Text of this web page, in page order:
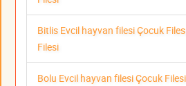
Bitlis Evcil hayvan filesi Çocuk
Filesi
Bolu Evcil hayvan filesi Çocuk